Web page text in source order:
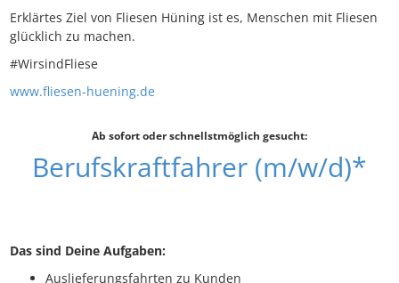
Erklärtes Ziel von Fliesen Hüning ist es, Menschen mit Fliesen
glücklich zu machen.
#WirsindFliese
www.fliesen-huening.de
Ab sofort oder schnellstmöglich gesucht:
Berufskraftfahrer (m/w/d)*
Das sind Deine Aufgaben:
Auslieferungsfahrten zu Kunden